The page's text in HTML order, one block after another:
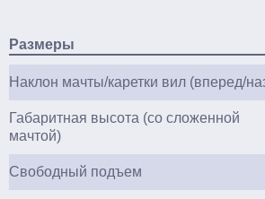
Размеры
Наклон мачты/каретки вил (вперед/
Габаритная высота (со сложенной
мачтой)
Свободный подъем